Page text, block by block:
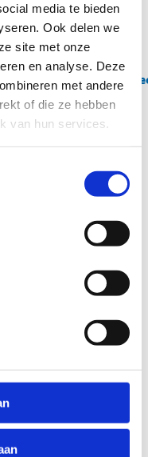
media te bieden
Ook delen we
site met onze
en analyse. Deze
met andere
of die ze hebben
van hun services.
het Provinciaal